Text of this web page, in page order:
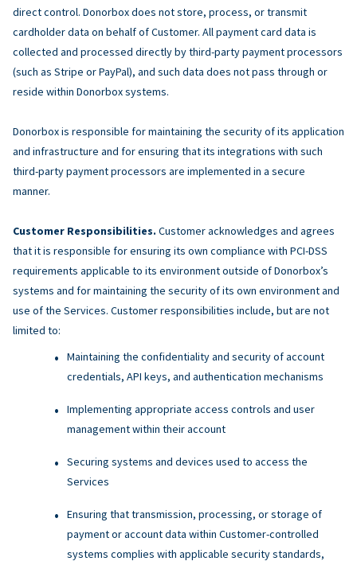
direct control. Donorbox does not store, process, or transmit
cardholder data on behalf of Customer. All payment card data is
collected and processed directly by third-party payment processors
(such as Stripe or PayPal), and such data does not pass through or
reside within Donorbox systems.
Donorbox is responsible for maintaining the security of its application
and infrastructure and for ensuring that its integrations with such
third-party payment processors are implemented in a secure
manner.
Customer Responsibilities. Customer acknowledges and agrees
that it is responsible for ensuring its own compliance with PCI-DSS
requirements applicable to its environment outside of Donorbox’s
systems and for maintaining the security of its own environment and
use of the Services. Customer responsibilities include, but are not
limited to:
Maintaining the confidentiality and security of account
credentials, API keys, and authentication mechanisms
Implementing appropriate access controls and user
management within their account
Securing systems and devices used to access the
Services
Ensuring that transmission, processing, or storage of
payment or account data within Customer-controlled
systems complies with applicable security standards,